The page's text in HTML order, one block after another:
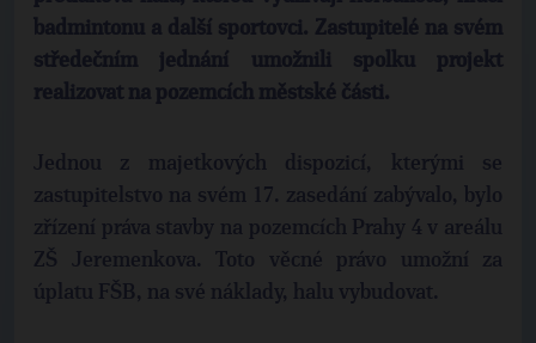
badmintonu a další sportovci. Zastupitelé na svém
středečním jednání umožnili spolku projekt
realizovat na pozemcích městské části.
Jednou z majetkových dispozicí, kterými se
zastupitelstvo na svém 17. zasedání zabývalo, bylo
zřízení práva stavby na pozemcích Prahy 4 v areálu
ZŠ Jeremenkova. Toto věcné právo umožní za
úplatu FŠB, na své náklady, halu vybudovat.